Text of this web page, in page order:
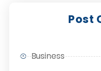
Post
Business